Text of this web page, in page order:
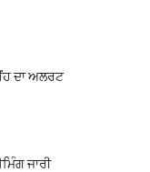
ਦਾ ਅਲਰਟ
ਜਾਰੀ